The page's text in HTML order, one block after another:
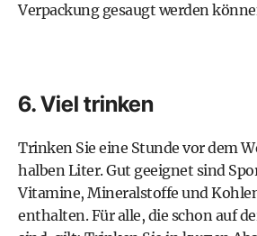
Verpackung gesaugt werden
6. Viel trinken
Trinken Sie eine Stunde vor dem
halben Liter. Gut geeignet sind
Vitamine, Mineralstoffe und
enthalten. Für alle, die schon auf